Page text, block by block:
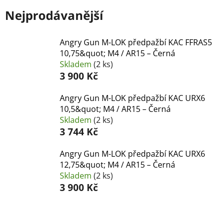
Nejprodávanější
Angry Gun M-LOK předpažbí KAC FFRAS5
10,75&quot; M4 / AR15 – Černá
Skladem (2 ks)
3 900 Kč
Angry Gun M-LOK předpažbí KAC URX6
10,5&quot; M4 / AR15 – Černá
Skladem (2 ks)
3 744 Kč
Angry Gun M-LOK předpažbí KAC URX6
12,75&quot; M4 / AR15 – Černá
Skladem (2 ks)
3 900 Kč